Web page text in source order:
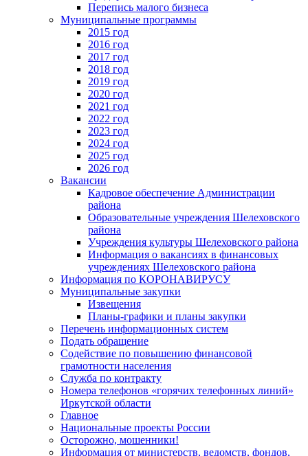
Перепись малого бизнеса
Муниципальные программы
2015 год
2016 год
2017 год
2018 год
2019 год
2020 год
2021 год
2022 год
2023 год
2024 год
2025 год
2026 год
Вакансии
Кадровое обеспечение Администрации
района
Образовательные учреждения Шелеховского
района
Учреждения культуры Шелеховского района
Информация о вакансиях в финансовых
учреждениях Шелеховского района
Информация по КОРОНАВИРУСУ
Муниципальные закупки
Извещения
Планы-графики и планы закупки
Перечень информационных систем
Подать обращение
Содействие по повышению финансовой
грамотности населения
Служба по контракту
Номера телефонов «горячих телефонных линий»
Иркутской области
Главное
Национальные проекты России
Осторожно, мошенники!
Информация от министерств, ведомств, фондов,